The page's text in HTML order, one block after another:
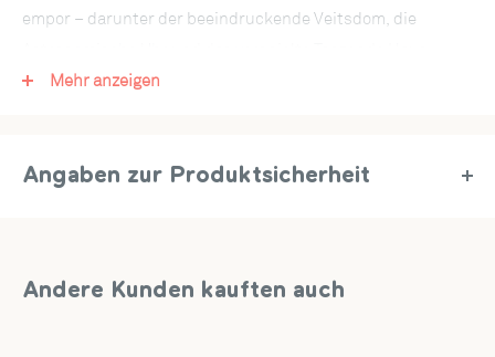
empor – darunter der beeindruckende Veitsdom, die
Auch die liebevollen Details machen diese Karte zu etwas
historischen Straßenbahn und traditionellen Souvenirs
macht neugierig auf das kunstvolle Pop-Up-Erlebnis im
Mehr anzeigen
Angaben zur Produktsicherheit
Deutschland, service@papercrush.de
Andere Kunden kauften auch